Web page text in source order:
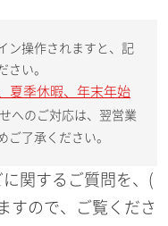
ン操作されますと、記
さい。
夏季休暇、年末年始
へのご対応は、翌営業
ご了承ください。
関するご質問を、(
すので、ご覧くださ